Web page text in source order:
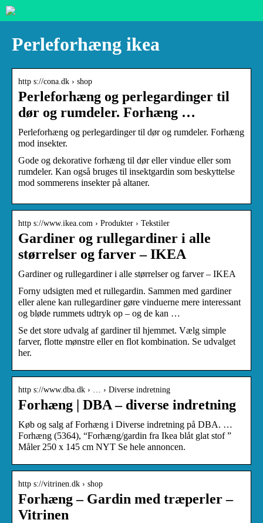
Perleforhæng ikea
http s://cona.dk › shop
Perleforhæng og perlegardinger til
dør og rumdeler. Forhæng …
Perleforhæng og perlegardinger til dør og rumdeler. Forhæng
mod insekter.
Gode og dekorative forhæng til dør eller vindue eller som
rumdeler. Kan også bruges til insektgardin som beskyttelse
mod sommerens insekter på altaner.
http s://www.ikea.com › Produkter › Tekstiler
Gardiner og rullegardiner i alle
størrelser og farver – IKEA
Gardiner og rullegardiner i alle størrelser og farver – IKEA
Forny udsigten med et rullegardin. Sammen med gardiner
eller alene kan rullegardiner gøre vinduerne mere interessant
og bløde rummets udtryk op – og de kan …
Se det store udvalg af gardiner til hjemmet. Vælg simple
farver, flotte mønstre eller en flot kombination. Se udvalget
her.
http s://www.dba.dk › … › Diverse indretning
Forhæng | DBA – diverse indretning
Køb og salg af Forhæng i Diverse indretning på DBA. …
Forhæng (5364), “Forhæng/gardin fra Ikea blåt glat stof ”
Måler 250 x 145 cm NYT Se hele annoncen.
http s://vitrinen.dk › shop
Forhæng – Gardin med træperler –
Vitrinen